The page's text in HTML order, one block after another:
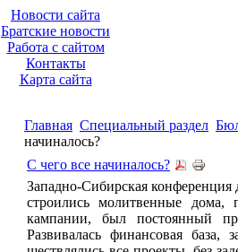
Новости сайта
Братские новости
Работа с сайтом
Контакты
Карта сайта
Главная Специальный раздел
начиналось?
С чего все начиналось?
Западно-Сибирская конференция
строились мо­литвенные дома,
кампании, был постоянный
Развивалась фи­нансовая